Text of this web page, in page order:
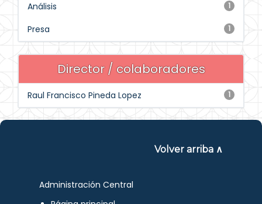
1
Análisis
1
Presa
Director / colaboradores
1
Raul Francisco Pineda Lopez
Volver arriba ∧
Administración Central